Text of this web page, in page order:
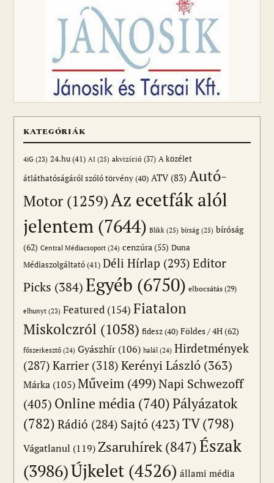
KATEGÓRIÁK
4iG (23) 24.hu(41) AI (25) akvizíció (37) A közélet
átláthatóságáról szóló törvény(40) ATV(83) Autó-
Motor (1259)Az ecetfák alól
jelentem (7644) Blikk (25) bírság (25) bíróság
(62) Central Médiacsoport (24) cenzúra(55) Duna
Médiaszolgáltató(41) Déli Hírlap (293) Editor
Picks (384)Egyéb (6750) elbocsátás (29)
elhunyt (23) Featured (154) Fiatalon
Miskolczról (1058) fidesz(40) Földes / 4H(62)
főszerkesztő (24) Gyászhír (106) halál (24) Hirdetmények
(287) Karrier(318) Kerényi László (363)
Márka (105) Műveim (499)Napi Schwezoff
(405) Online média (740)Pályázatok
(782) Rádió (284) Sajtó (423)TV(798)
Vágatlanul (119)Zsaruhírek(847)Észak
(3986)Újkelet (4526) állami média